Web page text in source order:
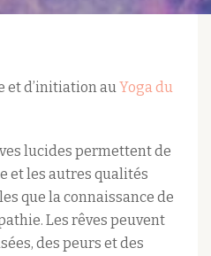
et d’initiation au Yoga du
lucides permettent de
et les autres qualités
que la connaissance de
Les rêves peuvent
des peurs et des